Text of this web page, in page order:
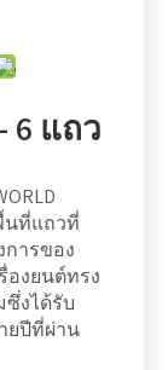
6 แถว
นที่แถวที่
ารของ
องยนต์ทรง
งได้รับ
ยปีที่ผ่าน